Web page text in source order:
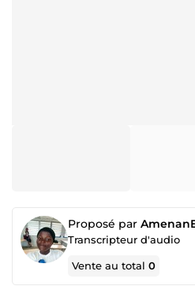
Proposé par
Transcripteur d'audio
Vente au total0